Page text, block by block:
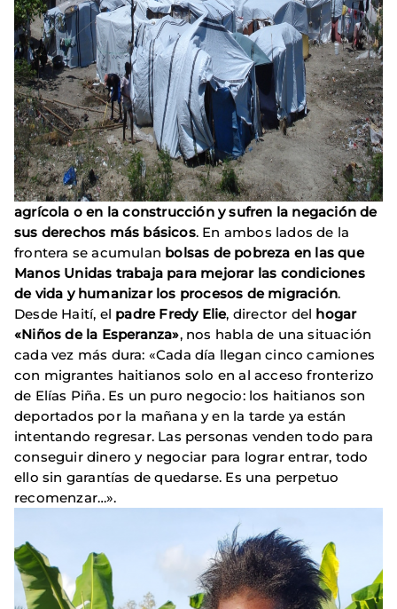
agrícola o en la construcción y sufren la negación de
sus derechos más básicos. En ambos lados de la
frontera se acumulan bolsas de pobreza en las que
Manos Unidas trabaja para mejorar las condiciones
de vida y humanizar los procesos de migración.
Desde Haití, el padre Fredy Elie, director del hogar
«Niños de la Esperanza», nos habla de una situación
cada vez más dura: «Cada día llegan cinco camiones
con migrantes haitianos solo en al acceso fronterizo
de Elías Piña. Es un puro negocio: los haitianos son
deportados por la mañana y en la tarde ya están
intentando regresar. Las personas venden todo para
conseguir dinero y negociar para lograr entrar, todo
ello sin garantías de quedarse. Es una perpetuo
recomenzar…».